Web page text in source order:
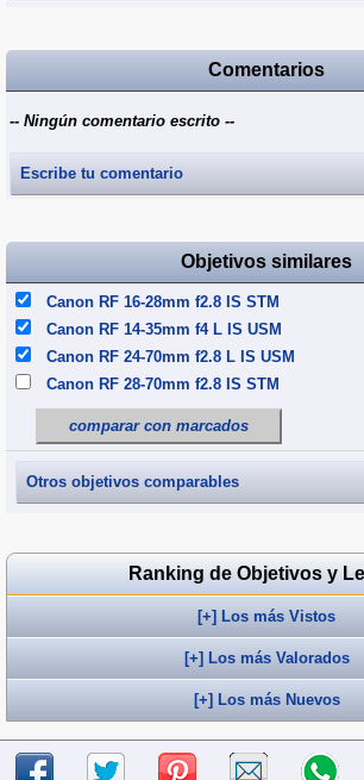
Comentarios
-- Ningún comentario escrito --
Escribe tu comentario
Objetivos similares
Canon RF 16-28mm f2.8 IS STM
Canon RF 14-35mm f4 L IS USM
Canon RF 24-70mm f2.8 L IS USM
Canon RF 28-70mm f2.8 IS STM
comparar con marcados
Otros objetivos comparables
Ranking de Objetivos y
[+] Los más Vistos
[+] Los más Valorados
[+] Los más Nuevos